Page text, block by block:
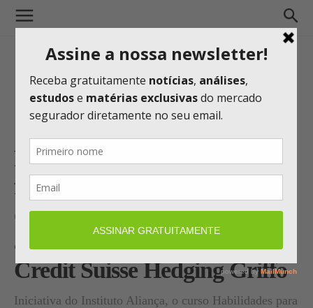
Programa gratuito de
formação de jovens abre mais
de 200 vagas em SP com
apoio da Zurich Santander e
Credit Suisse Hedging Griffo
Iniciativa do Instituto Aliança, o curso Habilidades para